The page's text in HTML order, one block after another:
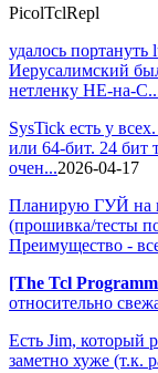
PicolTclRepl
удалось портануть
Иерусалимский
нетленку НЕ-на-
SysTick есть у
или 64-бит. 24 бит
очен...2026-04-17
Планирую ГУЙ на
(прошивка/тесты
Преимущество -
[The Tcl
относительно
Есть Jim, который
заметно хуже (т.к.